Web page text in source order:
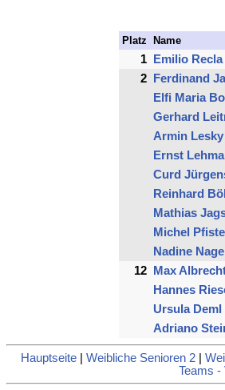
Platz Name
1 Emilio Recla
2
Ferdinand
Elfi Maria
Gerhard
Armin Lesky
Ernst
Curd
Reinhard
Mathias
Michel
Nadine
12
Max
Hannes
Ursula Deml
Adriano
Hauptseite Weibliche Senioren 2
Teams -